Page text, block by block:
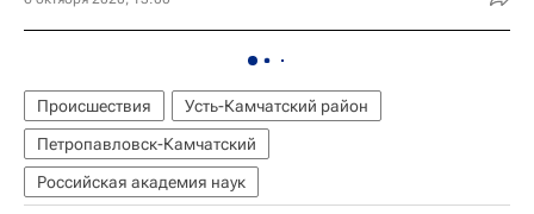
Происшествия
Усть-Камчатский район
Петропавловск-Камчатский
Российская академия наук